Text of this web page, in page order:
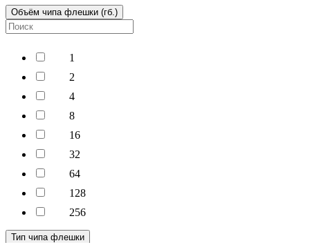
Объём чипа флешки (гб.)
1
2
4
8
16
32
64
128
256
Тип чипа флешки